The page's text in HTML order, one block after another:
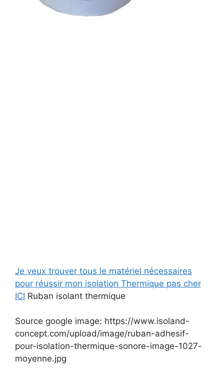
Je veux trouver tous le matériel nécessaires
pour réussir mon isolation Thermique pas cher
ICI Ruban isolant thermique
Source google image: https://www.isoland-
concept.com/upload/image/ruban-adhesif-
pour-isolation-thermique-sonore-image-1027-
moyenne.jpg